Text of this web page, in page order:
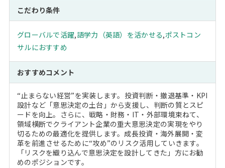
こだわり条件
グローバルで活躍,語学力（英語）を活かせる,ポストコン
サルにおすすめ
おすすめコメント
“止まらない経営”を実装します。投資判断・撤退基準・KPI
設計など「意思決定の土台」から支援し、判断の質とスピ
ードを向上。さらに、戦略・財務・IT・外部環境束ねて、
領域横断でクライアント企業の重大意思決定の実現をやり
切るための最適化を提供します。成長投資・海外展開・変
革を前進させるために“攻め”のリスク活用していきます。
「リスクを織り込んで意思決定を設計してきた」方にお勧
めのポジションです。